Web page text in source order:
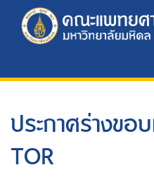
ประกาศร่างขอ
TOR